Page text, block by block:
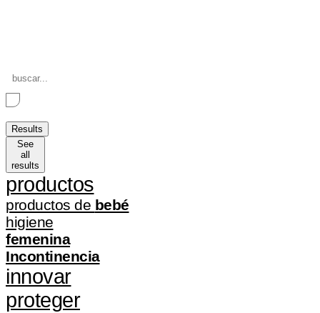
Search
...
Results
See
all
results
productos
productos de bebé
higiene
femenina
Incontinencia
innovar
proteger